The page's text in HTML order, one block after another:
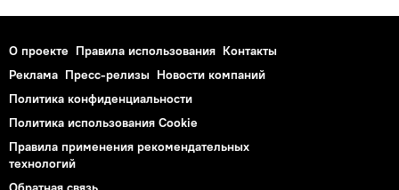
О проекте Правила использования Контакты
Реклама Пресс-релизы Новости компаний
Политика конфиденциальности
Политика использования Cookie
Правила применения рекомендательных
технологий